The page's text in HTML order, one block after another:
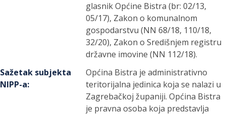
glasnik Općine Bistra (br: 02/13,
05/17), Zakon o komunalnom
gospodarstvu (NN 68/18, 110/18,
32/20), Zakon o Središnjem registru
državne imovine (NN 112/18).
Sažetak subjekta
NIPP-a:
Općina Bistra je administrativno
teritorijalna jedinica koja se nalazi u
Zagrebačkoj županiji. Općina Bistra
je pravna osoba koja predstavlja